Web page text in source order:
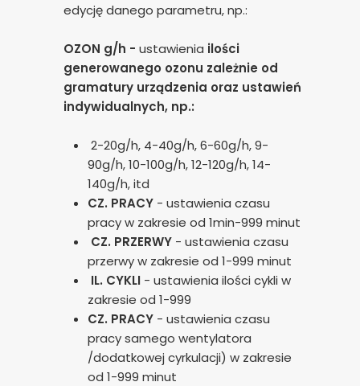
edycję danego parametru, np.:
OZON g/h - ustawienia ilości
generowanego ozonu zależnie od
gramatury urządzenia oraz ustawień
indywidualnych, np.:
2-20g/h, 4-40g/h, 6-60g/h, 9-
90g/h, 10-100g/h, 12-120g/h, 14-
140g/h, itd
CZ. PRACY - ustawienia czasu
pracy w zakresie od 1min-999 minut
CZ. PRZERWY - ustawienia czasu
przerwy w zakresie od 1-999 minut
IL. CYKLI - ustawienia ilości cykli w
zakresie od 1-999
CZ. PRACY - ustawienia czasu
pracy samego wentylatora
/dodatkowej cyrkulacji) w zakresie
od 1-999 minut